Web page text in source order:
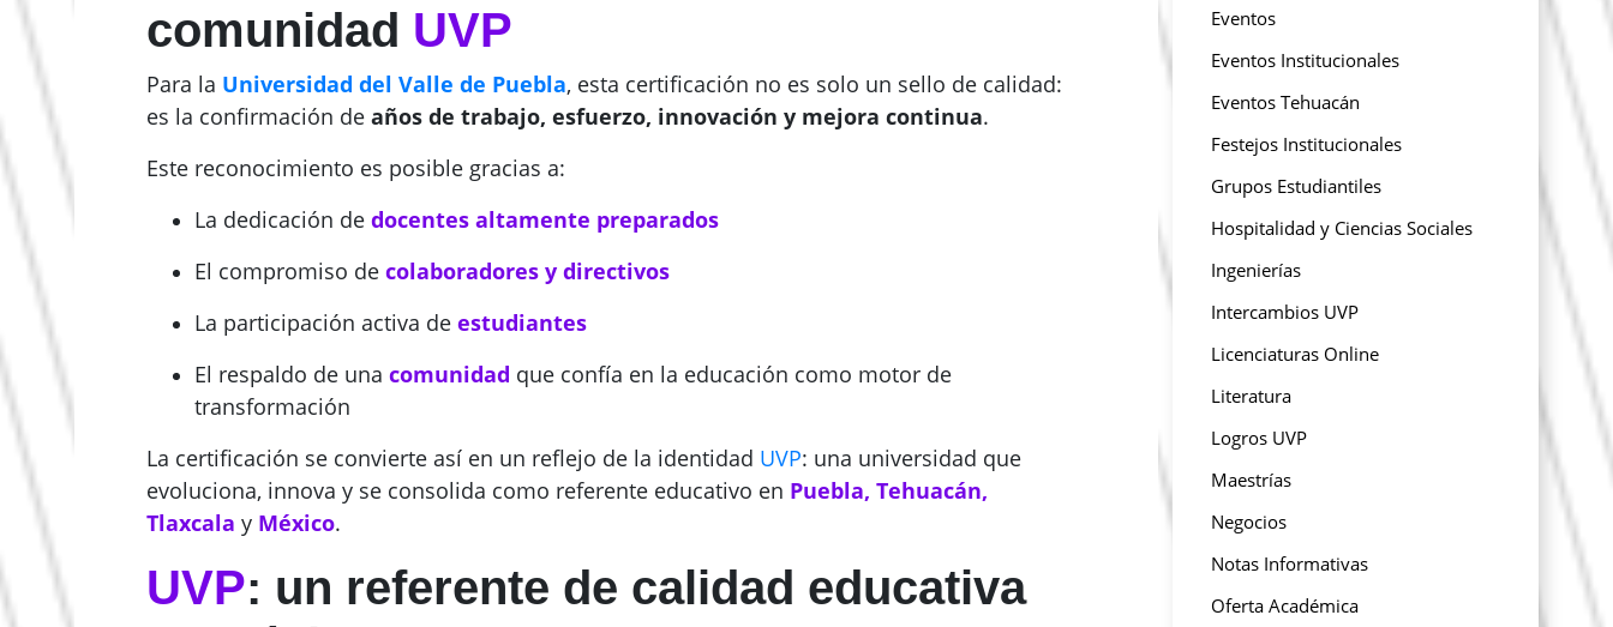
comunidad UVP
Para la Universidad del Valle de Puebla, esta certificación no es solo un sello de calidad:
es la confirmación de años de trabajo, esfuerzo, innovación y mejora continua.
Este reconocimiento es posible gracias a:
La dedicación de docentes altamente preparados
El compromiso de colaboradores y directivos
La participación activa de estudiantes
El respaldo de una comunidad que confía en la educación como motor de
transformación
La certificación se convierte así en un reflejo de la identidad UVP: una universidad que
evoluciona, innova y se consolida como referente educativo en Puebla, Tehuacán,
Tlaxcala y México.
UVP: un referente de calidad educativa
Eventos
Eventos Institucionales
Eventos Tehuacán
Festejos Institucionales
Grupos Estudiantiles
Hospitalidad y Ciencias Sociales
Ingenierías
Intercambios UVP
Licenciaturas Online
Literatura
Logros UVP
Maestrías
Negocios
Notas Informativas
Oferta Académica